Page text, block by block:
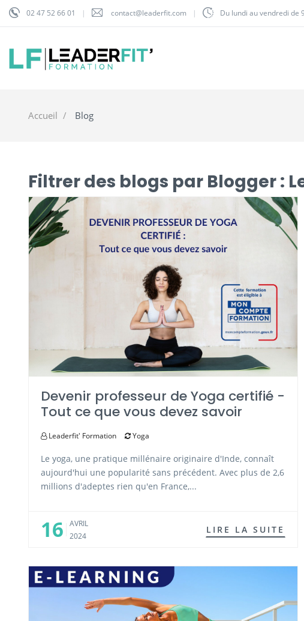
02 47 52 66 01 contact@leaderfit.com Du lundi au vendredi de
Accueil Blog
Filtrer des blogs par Blogger :
Devenir professeur de Yoga certifié -
Tout ce que vous devez savoir
Leaderfit' Formation Yoga
Le yoga, une pratique millénaire originaire d'Inde, connaît
aujourd'hui une popularité sans précédent. Avec plus de 2,6
millions d'adeptes rien qu'en France,...
16
AVRIL
2024
LIRE LA SUITE